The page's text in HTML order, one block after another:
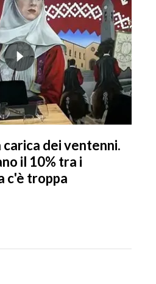
dei ventenni.
il 10% tra i
c'è troppa